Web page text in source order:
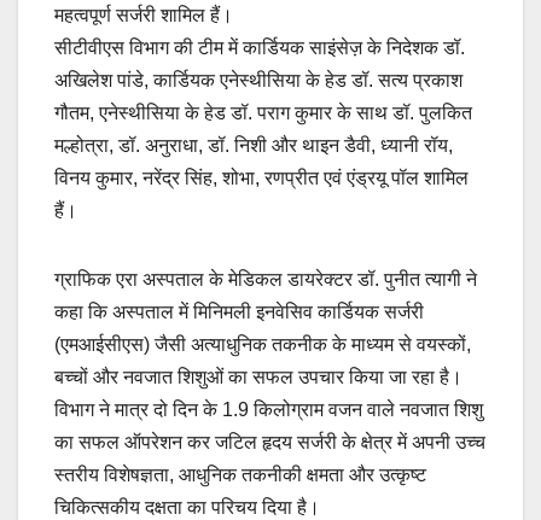
महत्वपूर्ण सर्जरी शामिल हैं।
सीटीवीएस विभाग की टीम में कार्डियक साइंसेज़ के निदेशक डॉ.
अखिलेश पांडे, कार्डियक एनेस्थीसिया के हेड डॉ. सत्य प्रकाश
गौतम, एनेस्थीसिया के हेड डॉ. पराग कुमार के साथ डॉ. पुलकित
मल्होत्रा, डॉ. अनुराधा, डॉ. निशी और थाइन डैवी, ध्यानी रॉय,
विनय कुमार, नरेंद्र सिंह, शोभा, रणप्रीत एवं एंड्रयू पॉल शामिल
हैं।
ग्राफिक एरा अस्पताल के मेडिकल डायरेक्टर डॉ. पुनीत त्यागी ने
कहा कि अस्पताल में मिनिमली इनवेसिव कार्डियक सर्जरी
(एमआईसीएस) जैसी अत्याधुनिक तकनीक के माध्यम से वयस्कों,
बच्चों और नवजात शिशुओं का सफल उपचार किया जा रहा है।
विभाग ने मात्र दो दिन के 1.9 किलोग्राम वजन वाले नवजात शिशु
का सफल ऑपरेशन कर जटिल हृदय सर्जरी के क्षेत्र में अपनी उच्च
स्तरीय विशेषज्ञता, आधुनिक तकनीकी क्षमता और उत्कृष्ट
चिकित्सकीय दक्षता का परिचय दिया है।